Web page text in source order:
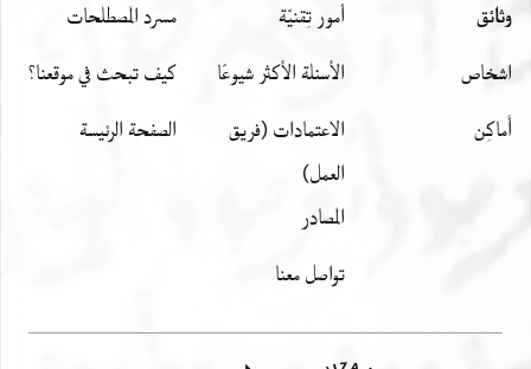
وثائق
اشخاص
أَماكِن
أمور تِقنيّة
الأسئلة الأكثر شيوعًا
الاعتمادات (فريق
العمل)
المصادر
تواصل معنا
مسرد المصطلحات
كيف تبحث في موقعنا؟
الصفحة الرئيسة